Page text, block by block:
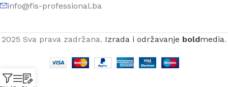
info@fis-professional.ba
2025 Sva prava zadržana. Izrada i održavanje boldmedia.